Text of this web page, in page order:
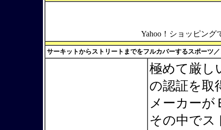
Yahoo！ショッピン
サーキットからストリートまでをフルカバーするスポーツ
極めて厳し
の認証を取
メーカーが
その中でス